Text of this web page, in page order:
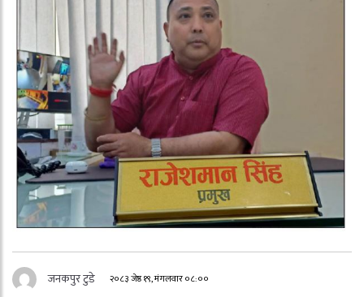
जनकपुर टुडे २०८३ जेष्ठ १९, मंगलवार ०८:००